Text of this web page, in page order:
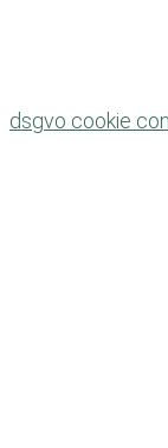
dsgvo cookie